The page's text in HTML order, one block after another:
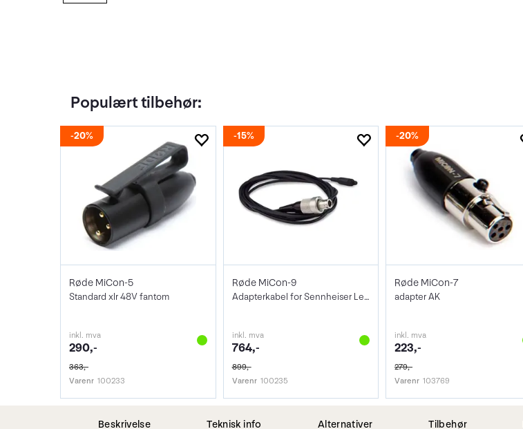
Populært tilbehør:
20%
Røde MiCon-5
Standard xlr 48V fantom
inkl. mva
290,-
363,-
Varenr 100233
15%
Røde MiCon-9
Adapterkabel for Sennheiser Lemo
inkl. mva
764,-
899,-
Varenr 100235
20%
Røde MiCon-7
adapter AK
inkl. mva
223,-
279,-
Varenr 103769
Beskrivelse Teknisk info Alternativer Tilbehør